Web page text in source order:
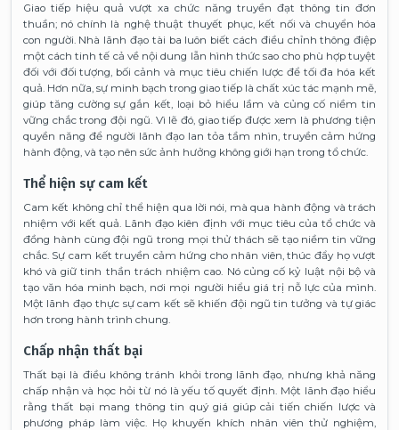
Giao tiếp hiệu quả vượt xa chức năng truyền đạt thông tin đơn
thuần; nó chính là nghệ thuật thuyết phục, kết nối và chuyển hóa
con người. Nhà lãnh đạo tài ba luôn biết cách điều chỉnh thông điệp
một cách tinh tế cả về nội dung lẫn hình thức sao cho phù hợp tuyệt
đối với đối tượng, bối cảnh và mục tiêu chiến lược để tối đa hóa kết
quả. Hơn nữa, sự minh bạch trong giao tiếp là chất xúc tác mạnh mẽ,
giúp tăng cường sự gắn kết, loại bỏ hiểu lầm và củng cố niềm tin
vững chắc trong đội ngũ. Vì lẽ đó, giao tiếp được xem là phương tiện
quyền năng để người lãnh đạo lan tỏa tầm nhìn, truyền cảm hứng
hành động, và tạo nên sức ảnh hưởng không giới hạn trong tổ chức.
Thể hiện sự cam kết
Cam kết không chỉ thể hiện qua lời nói, mà qua hành động và trách
nhiệm với kết quả. Lãnh đạo kiên định với mục tiêu của tổ chức và
đồng hành cùng đội ngũ trong mọi thử thách sẽ tạo niềm tin vững
chắc. Sự cam kết truyền cảm hứng cho nhân viên, thúc đẩy họ vượt
khó và giữ tinh thần trách nhiệm cao. Nó củng cố kỷ luật nội bộ và
tạo văn hóa minh bạch, nơi mọi người hiểu giá trị nỗ lực của mình.
Một lãnh đạo thực sự cam kết sẽ khiến đội ngũ tin tưởng và tự giác
hơn trong hành trình chung.
Chấp nhận thất bại
Thất bại là điều không tránh khỏi trong lãnh đạo, nhưng khả năng
chấp nhận và học hỏi từ nó là yếu tố quyết định. Một lãnh đạo hiểu
rằng thất bại mang thông tin quý giá giúp cải tiến chiến lược và
phương pháp làm việc. Họ khuyến khích nhân viên thử nghiệm,